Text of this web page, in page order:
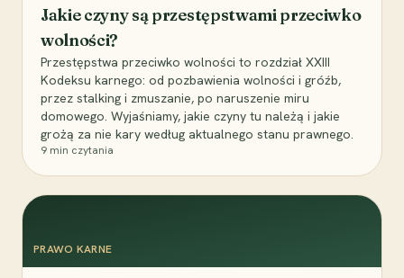
Jakie czyny są przestępstwami przeciwko
wolności?
Przestępstwa przeciwko wolności to rozdział XXIII
Kodeksu karnego: od pozbawienia wolności i gróźb,
przez stalking i zmuszanie, po naruszenie miru
domowego. Wyjaśniamy, jakie czyny tu należą i jakie
grożą za nie kary według aktualnego stanu prawnego.
9 min czytania
PRAWO KARNE